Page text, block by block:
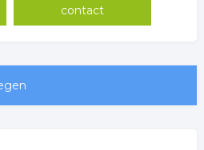
contact